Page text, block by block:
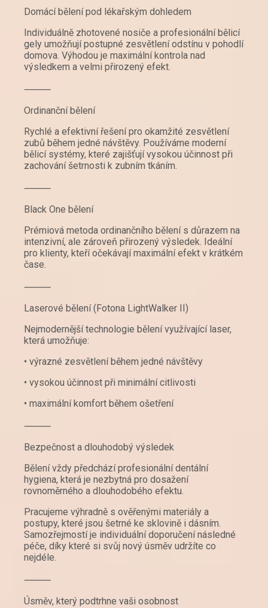
Domácí bělení pod lékařským dohledem
Individuálně zhotovené nosiče a profesionální bělicí
gely umožňují postupné zesvětlení odstínu v pohodlí
domova. Výhodou je maximální kontrola nad
výsledkem a velmi přirozený efekt.
⸻
Ordinanční bělení
Rychlé a efektivní řešení pro okamžité zesvětlení
zubů během jedné návštěvy. Používáme moderní
bělicí systémy, které zajišťují vysokou účinnost při
zachování šetrnosti k zubním tkáním.
⸻
Black One bělení
Prémiová metoda ordinančního bělení s důrazem na
intenzivní, ale zároveň přirozený výsledek. Ideální
pro klienty, kteří očekávají maximální efekt v krátkém
čase.
⸻
Laserové bělení (Fotona LightWalker II)
Nejmodernější technologie bělení využívající laser,
která umožňuje:
• výrazné zesvětlení během jedné návštěvy
• vysokou účinnost při minimální citlivosti
• maximální komfort během ošetření
⸻
Bezpečnost a dlouhodobý výsledek
Bělení vždy předchází profesionální dentální
hygiena, která je nezbytná pro dosažení
rovnoměrného a dlouhodobého efektu.
Pracujeme výhradně s ověřenými materiály a
postupy, které jsou šetrné ke sklovině i dásním.
Samozřejmostí je individuální doporučení následné
péče, díky které si svůj nový úsměv udržíte co
nejdéle.
⸻
Úsměv, který podtrhne vaši osobnost